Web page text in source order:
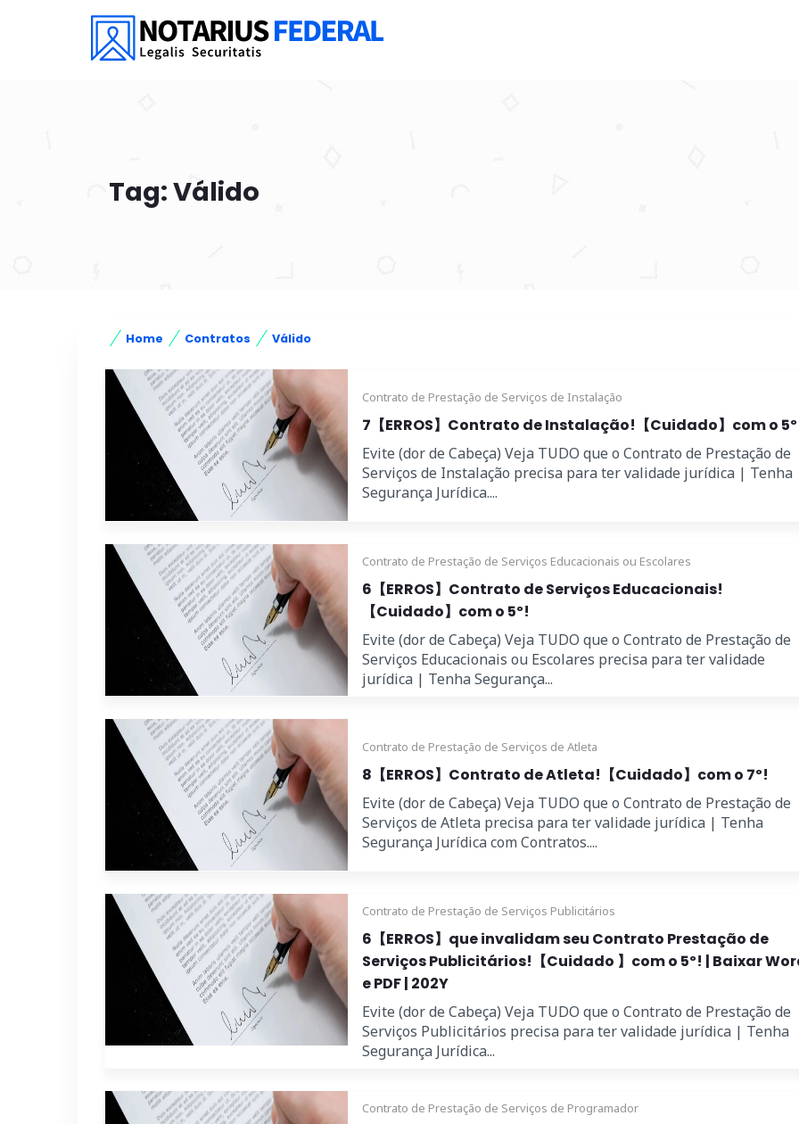
Tag: Válido
Home Contratos Válido
Contrato de Prestação de Serviços de Instalação
7【ERROS】Contrato de Instalação!【Cuidado】com o
Evite (dor de Cabeça) Veja TUDO que o Contrato de Prestação de
Serviços de Instalação precisa para ter validade jurídica | Tenha
Segurança Jurídica....
Contrato de Prestação de Serviços Educacionais ou Escolares
6【ERROS】Contrato de Serviços Educacionais!
【Cuidado】com o 5º!
Evite (dor de Cabeça) Veja TUDO que o Contrato de Prestação de
Serviços Educacionais ou Escolares precisa para ter validade
jurídica | Tenha Segurança...
Contrato de Prestação de Serviços de Atleta
8【ERROS】Contrato de Atleta!【Cuidado】com o 7º!
Evite (dor de Cabeça) Veja TUDO que o Contrato de Prestação de
Serviços de Atleta precisa para ter validade jurídica | Tenha
Segurança Jurídica com Contratos....
Contrato de Prestação de Serviços Publicitários
6【ERROS】que invalidam seu Contrato Prestação de
Serviços Publicitários!【Cuidado 】com o 5º! | Baixar
e PDF | 202Y
Evite (dor de Cabeça) Veja TUDO que o Contrato de Prestação de
Serviços Publicitários precisa para ter validade jurídica | Tenha
Segurança Jurídica...
Contrato de Prestação de Serviços de Programador